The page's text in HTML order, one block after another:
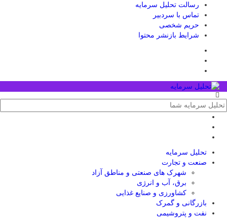
رسالت تحلیل سرمایه
تماس با سردبیر
حریم شخصی
شرایط بازنشر محتوا
تحلیل‌ سرمایه
صنعت و تجارت
شهرک های صنعتی و مناطق آزاد
برق، آب و انرژی
کشاورزی و صنایع غذایی
بازرگانی و گمرک
نفت و پتروشیمی